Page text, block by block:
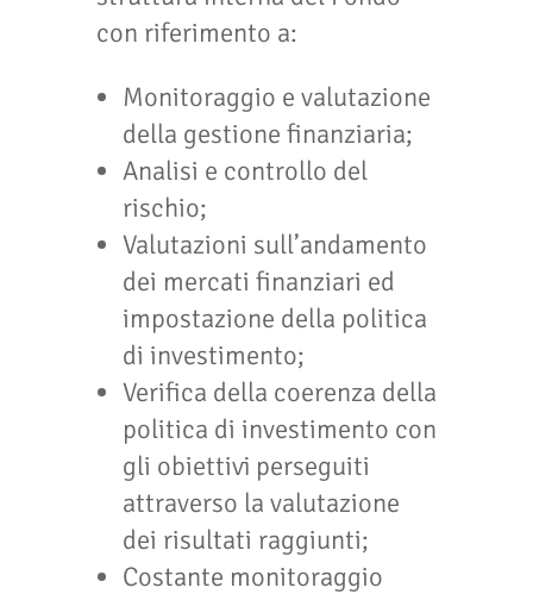
con riferimento a:
Monitoraggio e valutazione
della gestione finanziaria;
Analisi e controllo del
rischio;
Valutazioni sull’andamento
dei mercati finanziari ed
impostazione della politica
di investimento;
Verifica della coerenza della
politica di investimento con
gli obiettivi perseguiti
attraverso la valutazione
dei risultati raggiunti;
Costante monitoraggio